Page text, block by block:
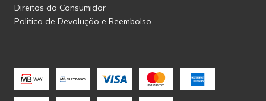
Direitos do Consumidor
Politica de Devolução e Reembolso